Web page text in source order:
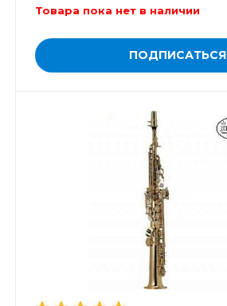
Товара пока нет в наличии
ПОДПИСАТЬСЯ